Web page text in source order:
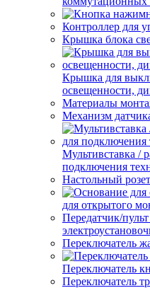
Контроллер для
Крышка блока
Крышка для
освещенности,
Материалы
Механизм
Мультивставка /
подключения
Настольный
для открытого
Передатчик/
Переключатель
Переключатель
Переключатель